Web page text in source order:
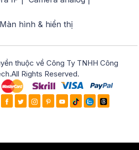
Màn hình & hiển thị
thuộc về Công Ty TNHH Công
Rights Reserved.